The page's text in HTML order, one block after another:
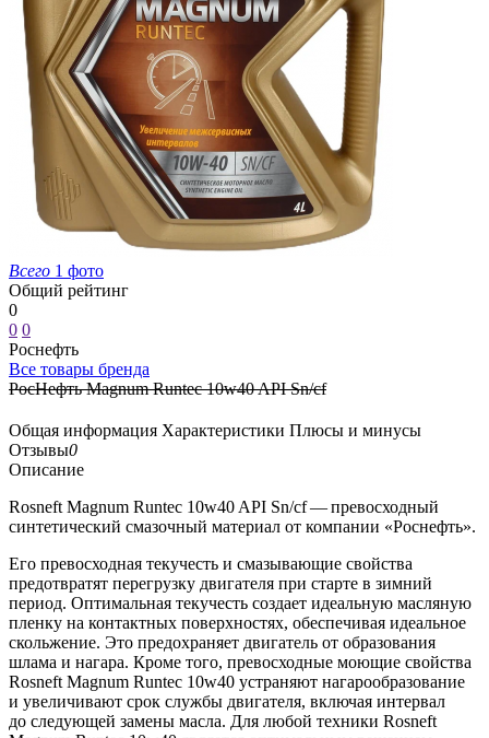
Всего 1 фото
Общий рейтинг
0
0 0
Роснефть
Все товары бренда
РосНефть Magnum Runtec 10w40 API Sn/cf
Общая информация Характеристики Плюсы и минусы
Отзывы0
Описание
Rosneft Magnum Runtec 10w40 API Sn/cf — превосходный
синтетический смазочный материал от компании «Роснефть».
Его превосходная текучесть и смазывающие свойства
предотвратят перегрузку двигателя при старте в зимний
период. Оптимальная текучесть создает идеальную масляную
пленку на контактных поверхностях, обеспечивая идеальное
скольжение. Это предохраняет двигатель от образования
шлама и нагара. Кроме того, превосходные моющие свойства
Rosneft Magnum Runtec 10w40 устраняют нагарообразование
и увеличивают срок службы двигателя, включая интервал
до следующей замены масла. Для любой техники Rosneft